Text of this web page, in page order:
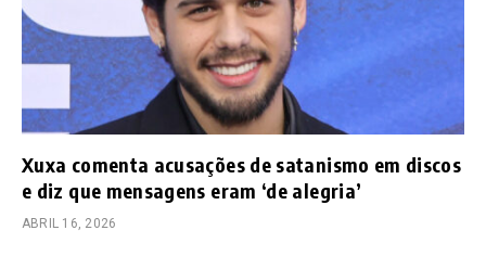
Xuxa comenta acusações de satanismo em discos
e diz que mensagens eram ‘de alegria’
ABRIL 16, 2026